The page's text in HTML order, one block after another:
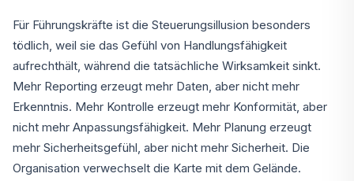
Für Führungskräfte ist die Steuerungsillusion besonders
tödlich, weil sie das Gefühl von Handlungsfähigkeit
aufrechthält, während die tatsächliche Wirksamkeit sinkt.
Mehr Reporting erzeugt mehr Daten, aber nicht mehr
Erkenntnis. Mehr Kontrolle erzeugt mehr Konformität, aber
nicht mehr Anpassungsfähigkeit. Mehr Planung erzeugt
mehr Sicherheitsgefühl, aber nicht mehr Sicherheit. Die
Organisation verwechselt die Karte mit dem Gelände.